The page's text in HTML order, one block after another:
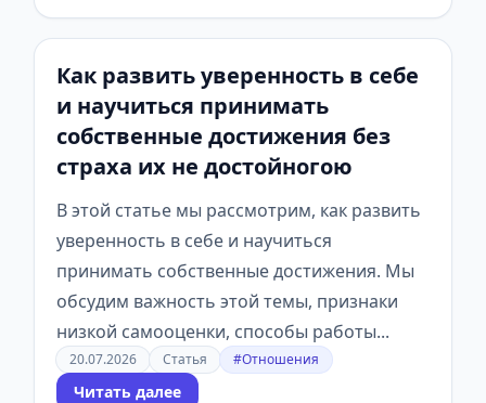
Как развить уверенность в себе
и научиться принимать
собственные достижения без
страха их не достойногою
В этой статье мы рассмотрим, как развить
уверенность в себе и научиться
принимать собственные достижения. Мы
обсудим важность этой темы, признаки
низкой самооценки, способы работы...
20.07.2026 Статья #Отношения
Читать далее